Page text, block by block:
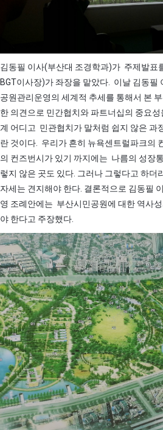
김동필 이사(부산대 조경학과)가 주제발표
BGT이사장)가 좌장을 맡았다. 이날 김동필
공원관리운영의 세계적 추세를 통해서 본
한 의견으로 민간협치와 파트너십의 중요
계 어디고 민관협치가 말처럼 쉽지 않은 과
란 것이다. 우리가 흔히 뉴욕센트럴파크의
의 컨즈번시가 있기 까지에는 나름의 성장
렇지 않은 곳도 있다. 그러나 그렇다고 하더
자세는 견지해야 한다. 결론적으로 김동필
영 조례안에는 부산시민공원에 대한 역사
야 한다고 주장했다.